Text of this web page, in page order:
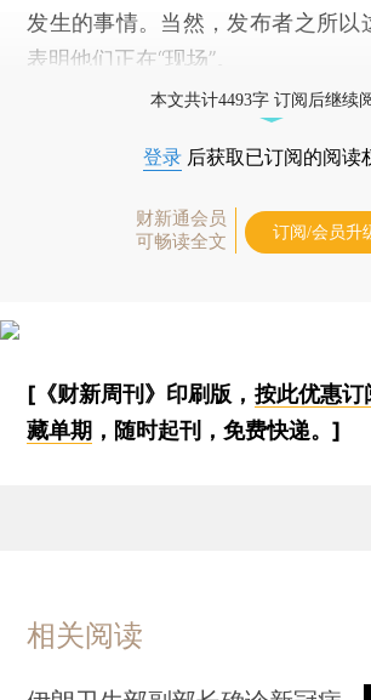
发生的事情。当然，发布者之所以
表明他们正在“现场”。
本文共计4493字 订阅后继续
登录 后获取已订阅的阅读
财新通会员
可畅读全文
订阅/会员升
[《财新周刊》印刷版， 按此优惠订
藏单期 ，随时起刊，免费快递。]
相关阅读